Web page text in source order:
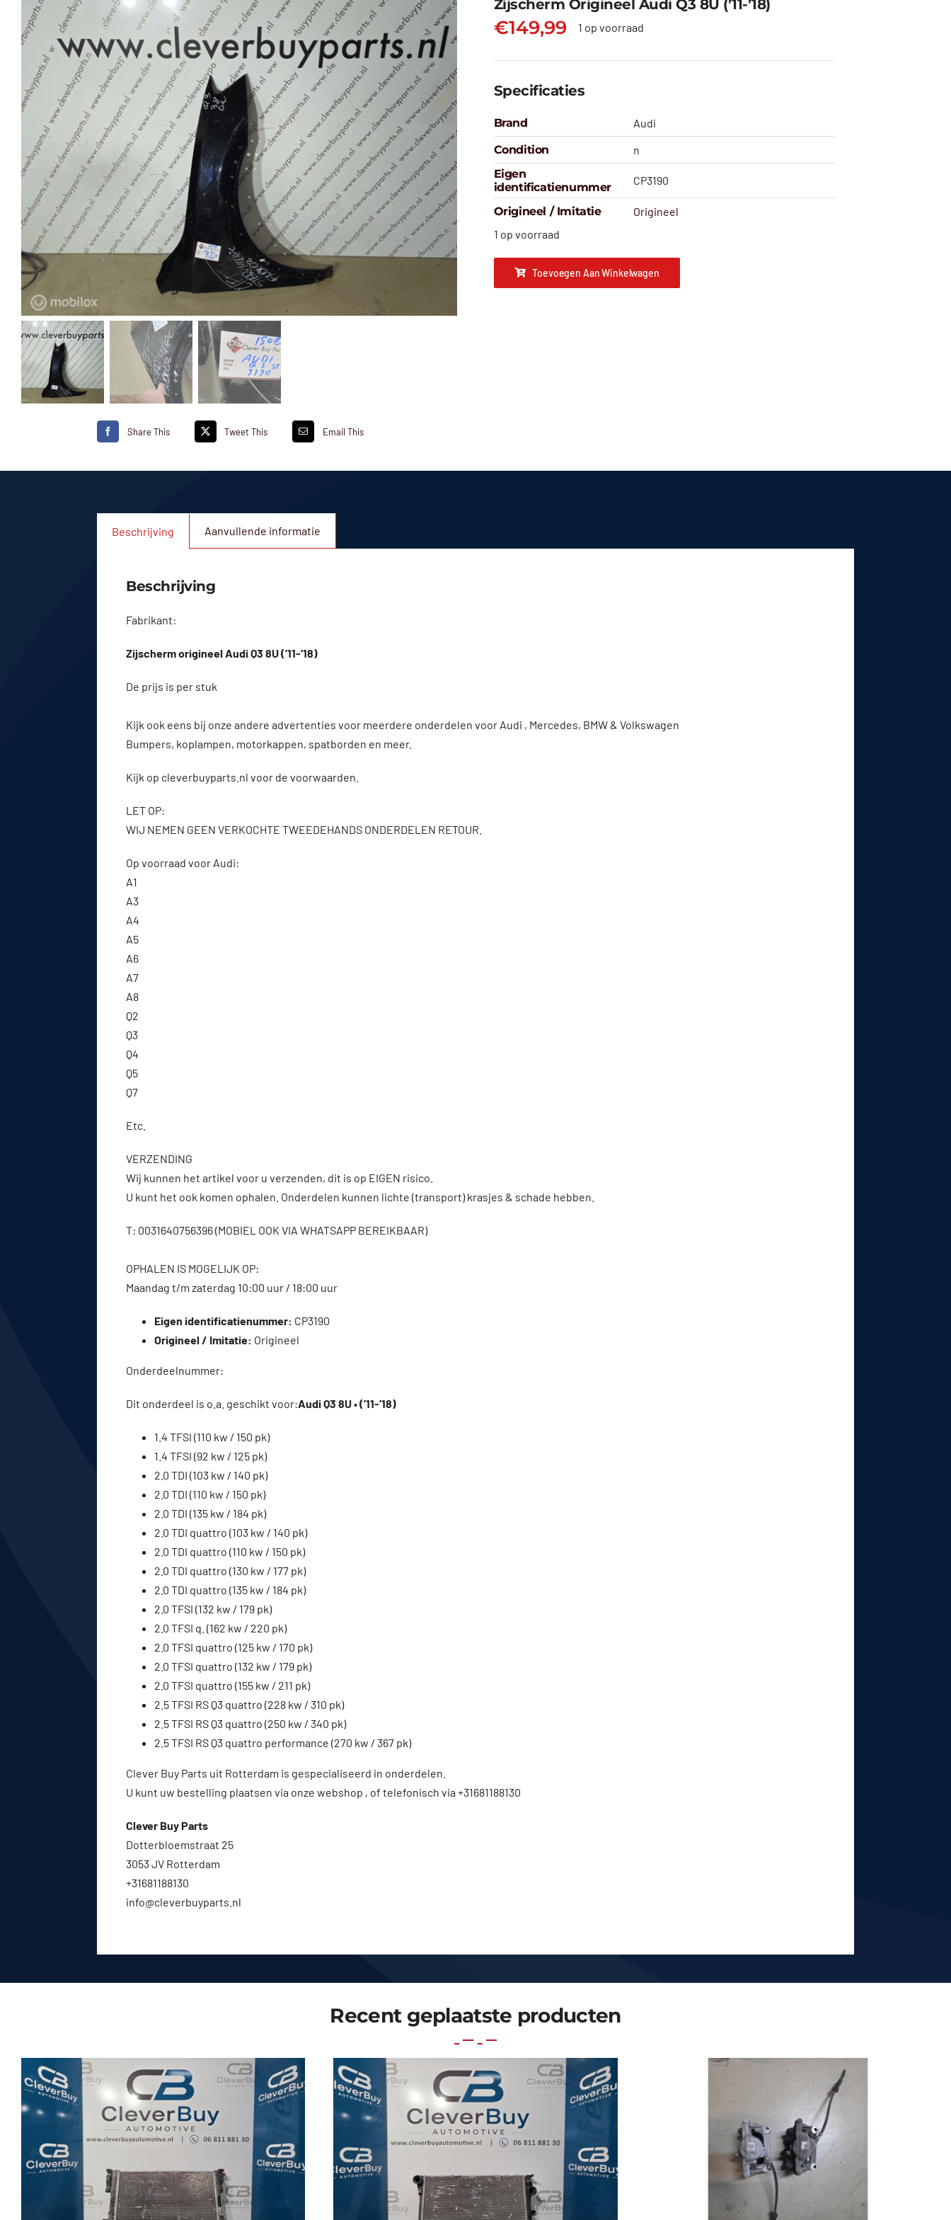
Share This Tweet This Email This
Zijscherm Origineel Audi Q3 8U (’11-’18)
€149,99 1 op voorraad
Specificaties
Brand
Audi
Condition
n
Eigen
identificatienummer
CP3190
Origineel / Imitatie
Origineel
1 op voorraad
Toevoegen Aan Winkelwagen
Beschrijving Aanvullende informatie
Beschrijving
Fabrikant:
Zijscherm origineel Audi Q3 8U (’11-’18)
De prijs is per stuk
Kijk ook eens bij onze andere advertenties voor meerdere onderdelen voor Audi , Mercedes, BMW & Volkswagen
Bumpers, koplampen, motorkappen, spatborden en meer.
Kijk op cleverbuyparts.nl voor de voorwaarden.
LET OP:
WIJ NEMEN GEEN VERKOCHTE TWEEDEHANDS ONDERDELEN RETOUR.
Op voorraad voor Audi:
A1
A3
A4
A5
A6
A7
A8
Q2
Q3
Q4
Q5
Q7
Etc.
VERZENDING
Wij kunnen het artikel voor u verzenden, dit is op EIGEN risico.
U kunt het ook komen ophalen. Onderdelen kunnen lichte (transport) krasjes & schade hebben.
T: 0031640756396 (MOBIEL OOK VIA WHATSAPP BEREIKBAAR)
OPHALEN IS MOGELIJK OP:
Maandag t/m zaterdag 10:00 uur / 18:00 uur
Eigen identificatienummer: CP3190
Origineel / Imitatie: Origineel
Onderdeelnummer:
Dit onderdeel is o.a. geschikt voor:Audi Q3 8U • (’11-’18)
1.4 TFSI (110 kw / 150 pk)
1.4 TFSI (92 kw / 125 pk)
2.0 TDI (103 kw / 140 pk)
2.0 TDI (110 kw / 150 pk)
2.0 TDI (135 kw / 184 pk)
2.0 TDI quattro (103 kw / 140 pk)
2.0 TDI quattro (110 kw / 150 pk)
2.0 TDI quattro (130 kw / 177 pk)
2.0 TDI quattro (135 kw / 184 pk)
2.0 TFSI (132 kw / 179 pk)
2.0 TFSI q. (162 kw / 220 pk)
2.0 TFSI quattro (125 kw / 170 pk)
2.0 TFSI quattro (132 kw / 179 pk)
2.0 TFSI quattro (155 kw / 211 pk)
2.5 TFSI RS Q3 quattro (228 kw / 310 pk)
2.5 TFSI RS Q3 quattro (250 kw / 340 pk)
2.5 TFSI RS Q3 quattro performance (270 kw / 367 pk)
Clever Buy Parts uit Rotterdam is gespecialiseerd in onderdelen.
U kunt uw bestelling plaatsen via onze webshop , of telefonisch via +31681188130
Clever Buy Parts
Dotterbloemstraat 25
3053 JV Rotterdam
+31681188130
info@cleverbuyparts.nl
Recent geplaatste producten